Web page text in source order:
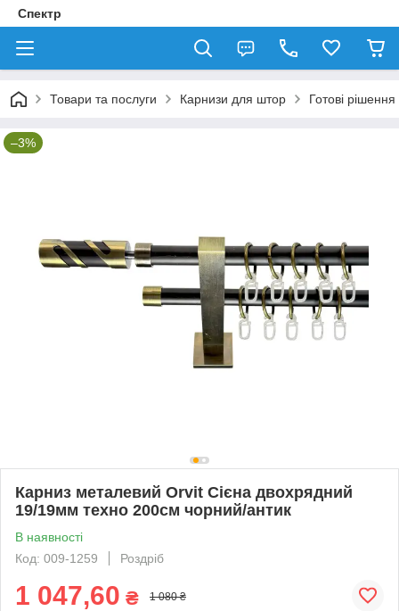
Спектр
Товари та послуги Карнизи для штор Готові рішення
–3%
Карниз металевий Orvit Сієна двохрядний
19/19мм техно 200см чорний/антик
В наявності
Код: 009-1259
Роздріб
1 047,60 ₴ 1 080 ₴